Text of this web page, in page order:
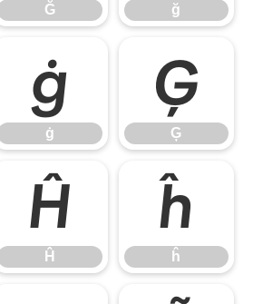
Ğ ğ
ġ
ġ
Ģ
Ģ
Ĥ
Ĥ
ĥ
ĥ